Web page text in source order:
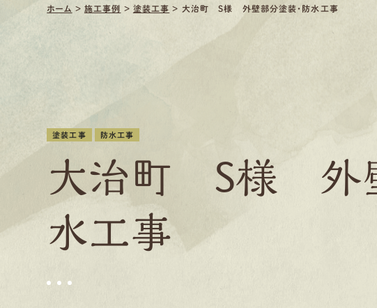
ホーム > 施工事例 > 塗装工事 > 大治町 S様 外壁部分塗装・防水工事
塗装工事 防水工事
大治町 S様 外
水工事